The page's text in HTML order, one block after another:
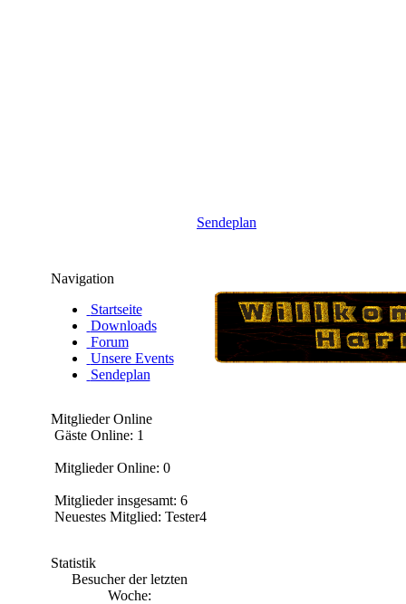
Sendeplan
Navigation
Startseite
Downloads
Forum
Unsere Events
Sendeplan
Mitglieder Online
Gäste Online: 1
Mitglieder Online: 0
Mitglieder insgesamt: 6
Neuestes Mitglied: Tester4
Statistik
Besucher der letzten
Woche: